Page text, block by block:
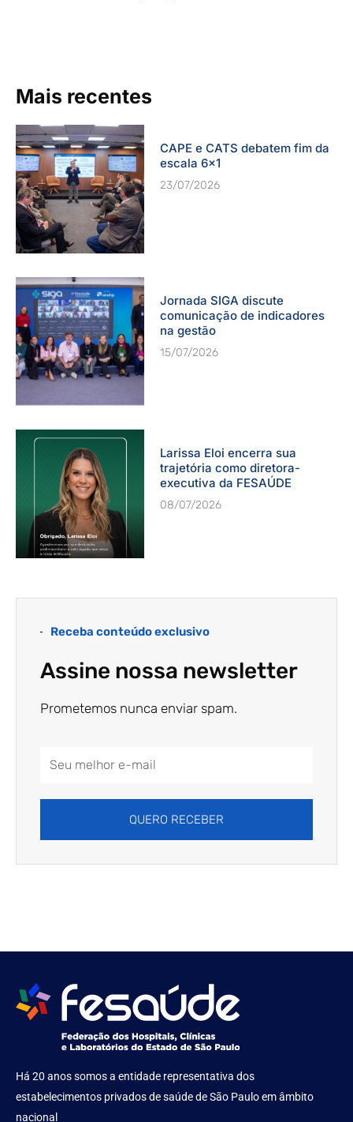
Mais recentes
CAPE e CATS debatem fim da
escala 6×1
23/07/2026
Jornada SIGA discute
comunicação de indicadores
na gestão
15/07/2026
Larissa Eloi encerra sua
trajetória como diretora-
executiva da FESAÚDE
08/07/2026
Receba conteúdo exclusivo
Assine nossa newsletter
Prometemos nunca enviar spam.
QUERO RECEBER
Há 20 anos somos a entidade representativa dos
estabelecimentos privados de saúde de São Paulo em âmbito
nacional